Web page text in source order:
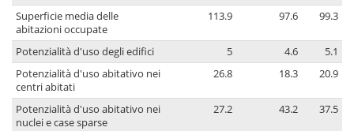
Superficie media delle
abitazioni occupate
113.9 97.6 99.3
Potenzialità d'uso degli edifici 5 4.6
5.1
Potenzialità d'uso abitativo nei
centri abitati
26.8 18.3 20.9
Potenzialità d'uso abitativo nei
nuclei e case sparse
27.2 43.2 37.5